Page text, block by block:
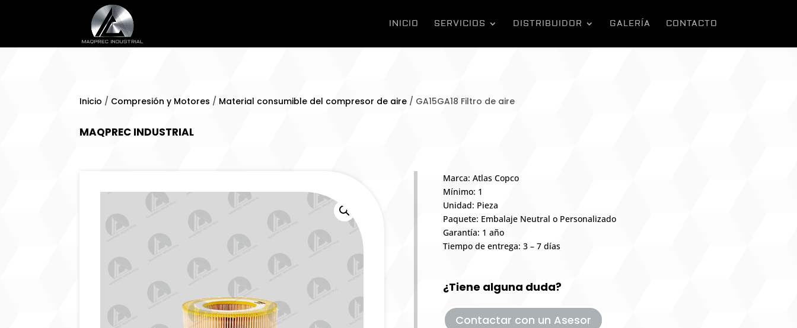
INICIO SERVICIOS DISTRIBUIDOR GALERÍA CONTACTO
Inicio / Compresión y Motores / Material consumible del compresor de aire / GA15GA18 Filtro de aire
MAQPREC INDUSTRIAL
Marca: Atlas Copco
Mínimo: 1
Unidad: Pieza
Paquete: Embalaje Neutral o Personalizado
Garantía: 1 año
Tiempo de entrega: 3 – 7 días
¿Tiene alguna duda?
Contactar con un Asesor